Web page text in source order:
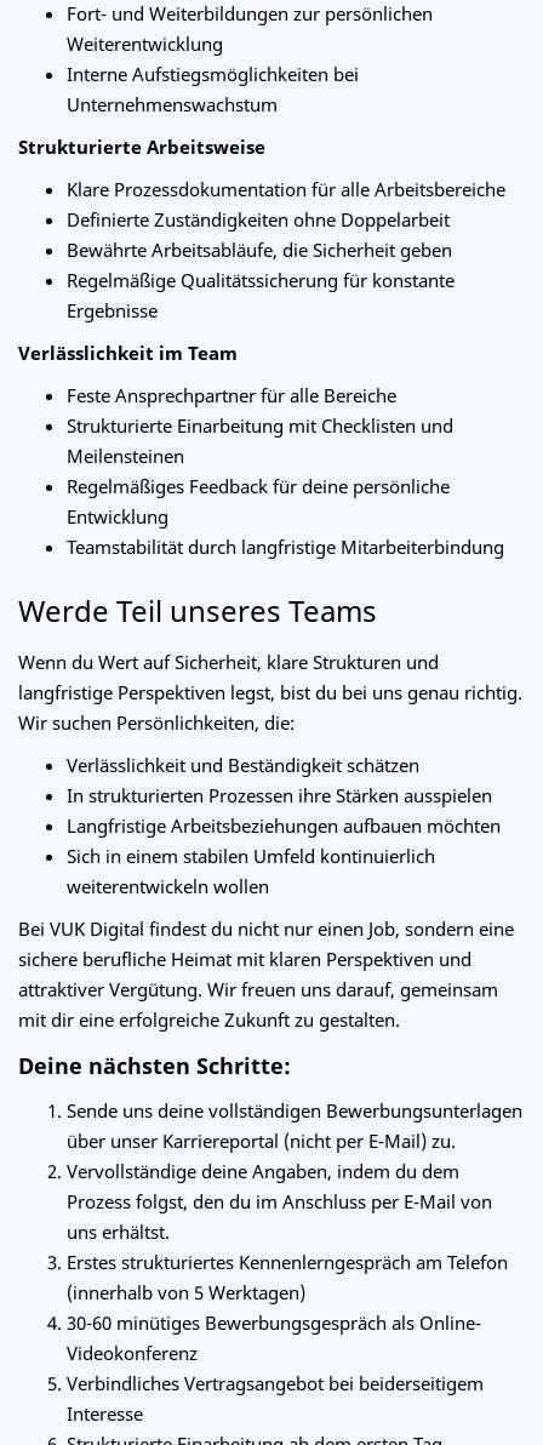
Fort- und Weiterbildungen zur persönlichen
Weiterentwicklung
Interne Aufstiegsmöglichkeiten bei
Unternehmenswachstum
Strukturierte Arbeitsweise
Klare Prozessdokumentation für alle Arbeitsbereiche
Definierte Zuständigkeiten ohne Doppelarbeit
Bewährte Arbeitsabläufe, die Sicherheit geben
Regelmäßige Qualitätssicherung für konstante
Ergebnisse
Verlässlichkeit im Team
Feste Ansprechpartner für alle Bereiche
Strukturierte Einarbeitung mit Checklisten und
Meilensteinen
Regelmäßiges Feedback für deine persönliche
Entwicklung
Teamstabilität durch langfristige Mitarbeiterbindung
Werde Teil unseres Teams
Wenn du Wert auf Sicherheit, klare Strukturen und
langfristige Perspektiven legst, bist du bei uns genau richtig.
Wir suchen Persönlichkeiten, die:
Verlässlichkeit und Beständigkeit schätzen
In strukturierten Prozessen ihre Stärken ausspielen
Langfristige Arbeitsbeziehungen aufbauen möchten
Sich in einem stabilen Umfeld kontinuierlich
weiterentwickeln wollen
Bei VUK Digital findest du nicht nur einen Job, sondern eine
sichere berufliche Heimat mit klaren Perspektiven und
attraktiver Vergütung. Wir freuen uns darauf, gemeinsam
mit dir eine erfolgreiche Zukunft zu gestalten.
Deine nächsten Schritte:
Sende uns deine vollständigen Bewerbungsunterlagen
über unser Karriereportal (nicht per E-Mail) zu.
Vervollständige deine Angaben, indem du dem
Prozess folgst, den du im Anschluss per E-Mail von
uns erhältst.
Erstes strukturiertes Kennenlerngespräch am Telefon
(innerhalb von 5 Werktagen)
30-60 minütiges Bewerbungsgespräch als Online-
Videokonferenz
Verbindliches Vertragsangebot bei beiderseitigem
Interesse